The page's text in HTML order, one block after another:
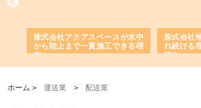
株式会社アクアスペースが水中
から陸上まで一貫施工できる理
由
株式会社
れ続ける
強み
ホーム >運送業 >配送業